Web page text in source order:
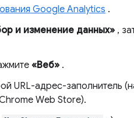
Google Analytics .
и изменение данных» ,
«Веб» .
URL-адрес-заполнитель
Web Store).